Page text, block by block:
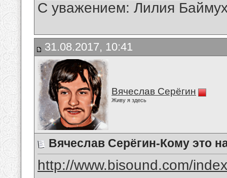
С уважением: Лилия
31.08.2017, 10:41
Вячеслав Серёгин
Живу я здесь
Вячеслав Серёгин-Кому это
http://www.bisound.com/